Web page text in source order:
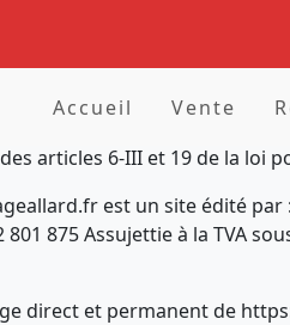
Accueil Vente
articles 6-III et 19 de la loi
est un site édité par
801 875 Assujettie à la TVA
direct et permanent de